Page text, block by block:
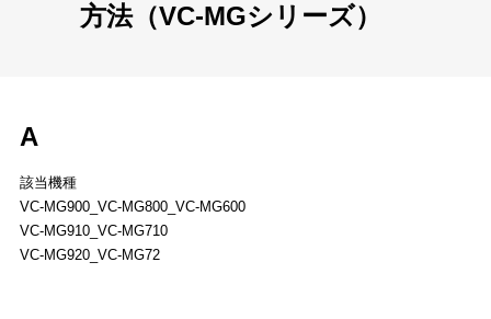
方法（VC-MGシリーズ）
A
該当機種
VC-MG900_VC-MG800_VC-MG600
VC-MG910_VC-MG710
VC-MG920_VC-MG72